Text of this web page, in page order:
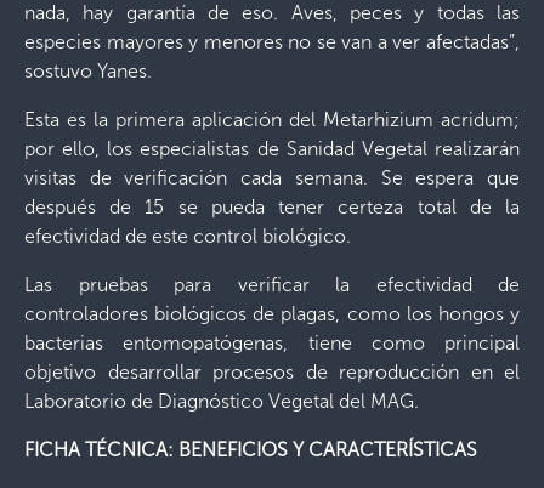
nada, hay garantía de eso. Aves, peces y todas las
especies mayores y menores no se van a ver afectadas”,
sostuvo Yanes.
Esta es la primera aplicación del Metarhizium acridum;
por ello, los especialistas de Sanidad Vegetal realizarán
visitas de verificación cada semana. Se espera que
después de 15 se pueda tener certeza total de la
efectividad de este control biológico.
Las pruebas para verificar la efectividad de
controladores biológicos de plagas, como los hongos y
bacterias entomopatógenas, tiene como principal
objetivo desarrollar procesos de reproducción en el
Laboratorio de Diagnóstico Vegetal del MAG.
FICHA TÉCNICA: BENEFICIOS Y CARACTERÍSTICAS